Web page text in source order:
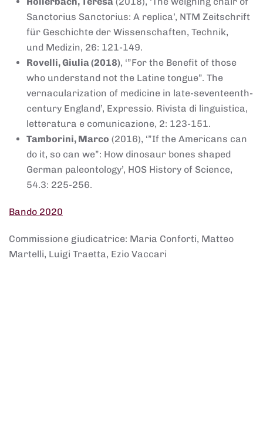
Sanctorius Sanctorius: A replica’, NTM Zeitschrift
für Geschichte der Wissenschaften, Technik,
und Medizin, 26: 121-149.
Rovelli, Giulia (2018), ‘”For the Benefit of those
who understand not the Latine tongue”. The
vernacularization of medicine in late-seventeenth-
century England’, Expressio. Rivista di linguistica,
letteratura e comunicazione, 2: 123-151.
Tamborini, Marco (2016), ‘”If the Americans can
do it, so can we”: How dinosaur bones shaped
German paleontology’, HOS History of Science,
54.3: 225-256.
Bando 2020
Commissione giudicatrice: Maria Conforti, Matteo
Martelli, Luigi Traetta, Ezio Vaccari